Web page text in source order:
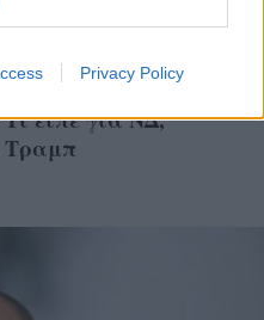
Privacy Policy
«Π»: «Εμάς θα μας
είπε για ΝΔ,
Τραμπ